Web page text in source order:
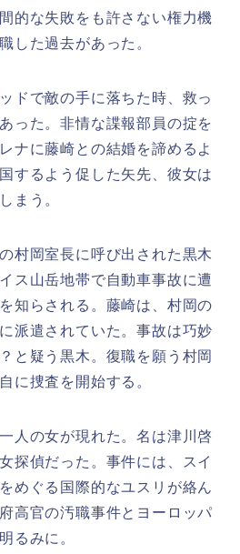
的な失敗をも許さない権力機
した過去があった。
ドで敵の手に落ちた時、救っ
った。非情な諜報部員の掟を
ナに藤崎との結婚を諦めるよ
するよう促した矢先、彼女は
まう。
村岡室長に呼び出された黒木
ス山岳地帯で自動車事故に遭
知らされる。藤崎は、村岡の
派遣されていた。事故は巧妙
と疑う黒木。復職を願う村岡
に捜査を開始する。
人の女が現れた。名は津川啓
探偵だった。事件には、スイ
めぐる国際的なユスリが絡ん
高官の汚職事件とヨーロッパ
るみに。